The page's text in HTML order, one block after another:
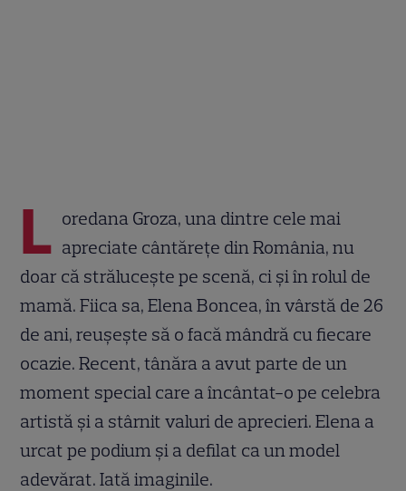
L oredana Groza, una dintre cele mai
apreciate cântărețe din România, nu
doar că strălucește pe scenă, ci și în rolul de
mamă. Fiica sa, Elena Boncea, în vârstă de 26
de ani, reușește să o facă mândră cu fiecare
ocazie. Recent, tânăra a avut parte de un
moment special care a încântat-o pe celebra
artistă și a stârnit valuri de aprecieri. Elena a
urcat pe podium și a defilat ca un model
adevărat. Iată imaginile.